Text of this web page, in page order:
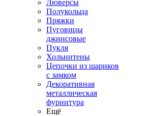
Люверсы
Полукольца
Пряжки
Пуговицы
джинсовые
Пукля
Хольнитены
Цепочки из шариков
с замком
Декоративная
металлическая
фурнитура
Ещё